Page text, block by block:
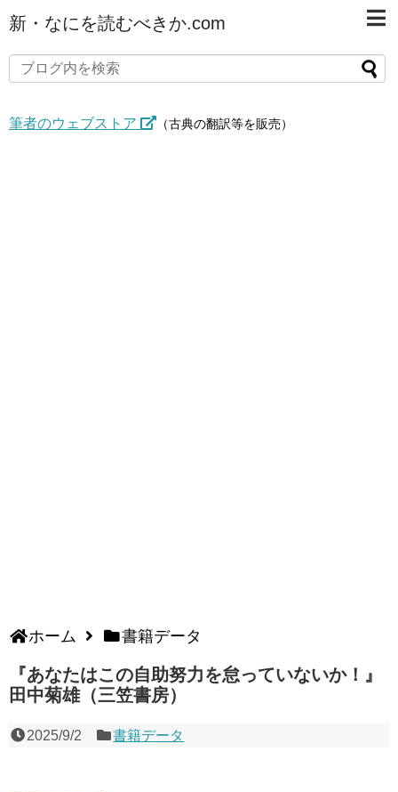
新・なにを読むべきか.com
筆者のウェブストア （古典の翻訳等を販売）
ホーム 書籍データ
『あなたはこの自助努力を怠っていないか！』
田中菊雄（三笠書房）
2025/9/2 書籍データ